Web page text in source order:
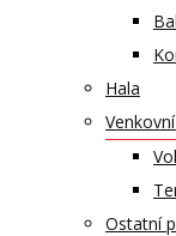
Hala
Ostatní